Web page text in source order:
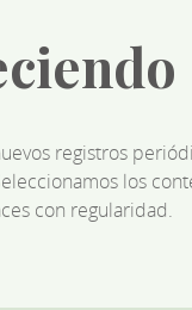
registros
los
con regularidad.